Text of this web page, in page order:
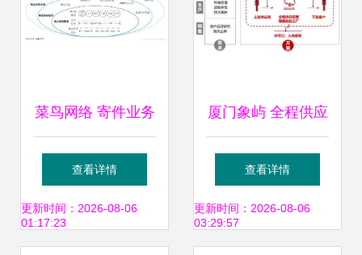
菜鸟网络 寄件业务
的产品逻辑
查看详情
更新时间：2026-08-06
01:17:23
厦门象屿 全程供应
链管理服务模式再
推广，上半年营收
查看详情
更新时间：2026-08-06
03:29:57